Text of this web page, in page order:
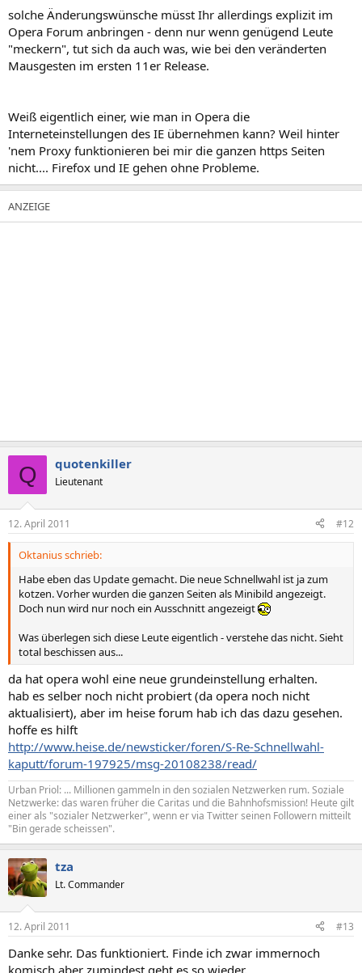
solche Änderungswünsche müsst Ihr allerdings explizit im
Opera Forum anbringen - denn nur wenn genügend Leute
"meckern", tut sich da auch was, wie bei den veränderten
Mausgesten im ersten 11er Release.
Weiß eigentlich einer, wie man in Opera die
Interneteinstellungen des IE übernehmen kann? Weil hinter
'nem Proxy funktionieren bei mir die ganzen https Seiten
nicht.... Firefox und IE gehen ohne Probleme.
Q quotenkiller
Lieutenant
12. April 2011 #12
Oktanius schrieb:
Habe eben das Update gemacht. Die neue Schnellwahl ist ja zum
kotzen. Vorher wurden die ganzen Seiten als Minibild angezeigt.
Doch nun wird nur noch ein Ausschnitt angezeigt
Was überlegen sich diese Leute eigentlich - verstehe das nicht. Sieht
total beschissen aus...
da hat opera wohl eine neue grundeinstellung erhalten.
hab es selber noch nicht probiert (da opera noch nicht
aktualisiert), aber im heise forum hab ich das dazu gesehen.
hoffe es hilft
http://www.heise.de/newsticker/foren/S-Re-Schnellwahl-
kaputt/forum-197925/msg-20108238/read/
Urban Priol: ... Millionen gammeln in den sozialen Netzwerken rum. Soziale
Netzwerke: das waren früher die Caritas und die Bahnhofsmission! Heute gilt
einer als "sozialer Netzwerker", wenn er via Twitter seinen Followern mitteilt
"Bin gerade scheissen".
tza
Lt. Commander
12. April 2011 #13
Danke sehr. Das funktioniert. Finde ich zwar immernoch
komisch aber zumindest geht es so wieder.